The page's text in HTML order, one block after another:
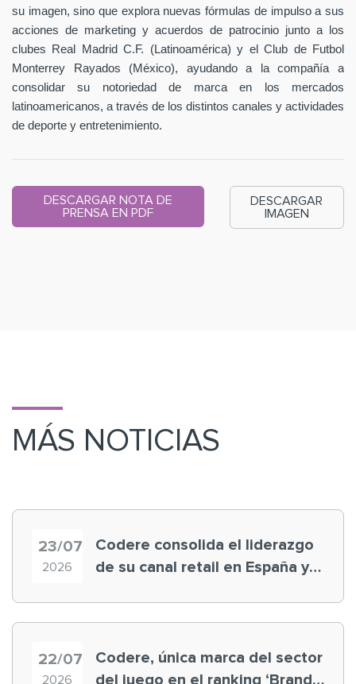
su imagen, sino que explora nuevas fórmulas de impulso a sus
acciones de marketing y acuerdos de patrocinio junto a los
clubes Real Madrid C.F. (Latinoamérica) y el Club de Futbol
Monterrey Rayados (México), ayudando a la compañía a
consolidar su notoriedad de marca en los mercados
latinoamericanos, a través de los distintos canales y actividades
de deporte y entretenimiento.
DESCARGAR NOTA DE
PRENSA EN PDF
DESCARGAR
IMAGEN
MÁS NOTICIAS
23/07
2026
Codere consolida el liderazgo
de su canal retail en España y
22/07
2026
Codere, única marca del sector
del juego en el ranking ‘Brand